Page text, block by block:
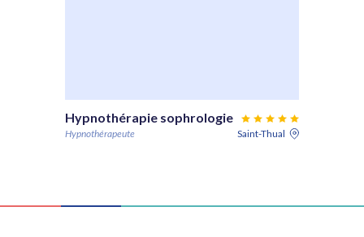
Hypnothérapie sophrologie
Hypnothérapeute Saint-Thual